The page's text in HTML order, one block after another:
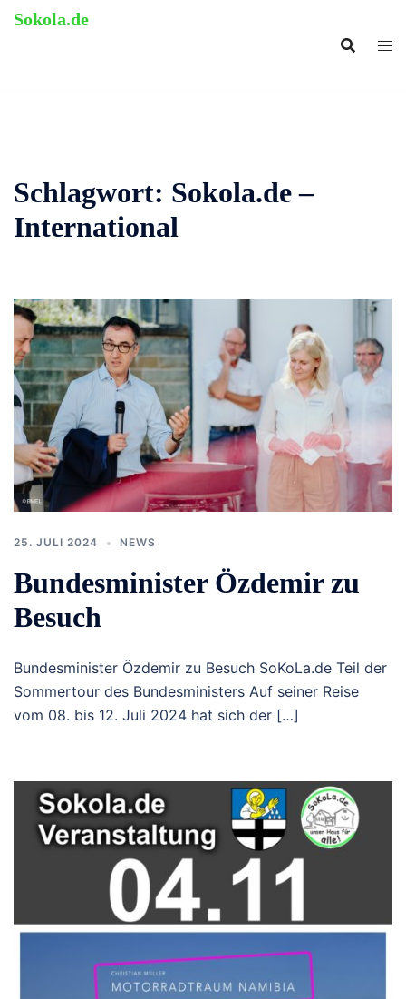
ZumSokola.de
Schlagwort: Sokola.de –
International
25. JULI 2024 NEWS
Bundesminister Özdemir zu
Besuch
Bundesminister Özdemir zu Besuch SoKoLa.de Teil der
Sommertour des Bundesministers Auf seiner Reise
vom 08. bis 12. Juli 2024 hat sich der […]